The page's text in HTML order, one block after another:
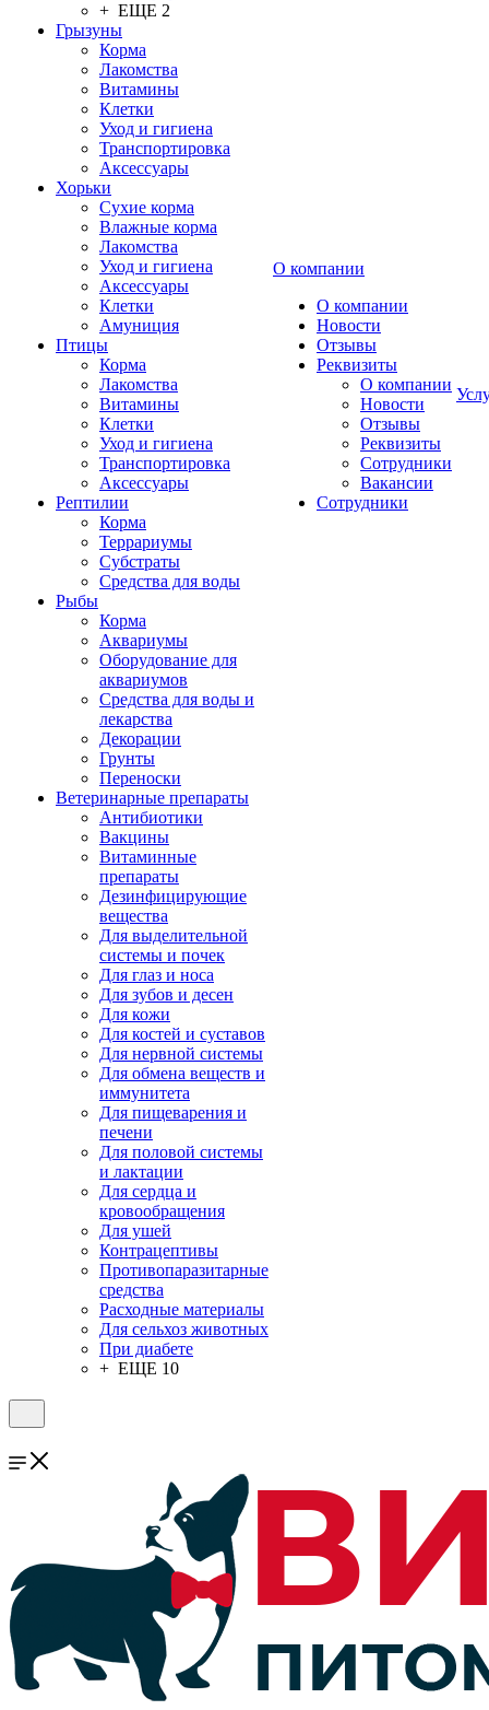
+ ЕЩЕ 2
Грызуны
Корма
Лакомства
Витамины
Клетки
Уход и гигиена
Транспортировка
Аксессуары
Хорьки
Сухие корма
Влажные корма
Лакомства
Уход и гигиена
Аксессуары
Клетки
Амуниция
Птицы
Корма
Лакомства
Витамины
Клетки
Уход и гигиена
Транспортировка
Аксессуары
Рептилии
Корма
Террариумы
Субстраты
Средства для воды
Рыбы
Корма
Аквариумы
Оборудование для
аквариумов
Средства для воды и
лекарства
Декорации
Грунты
Переноски
Ветеринарные препараты
Антибиотики
Вакцины
Витаминные
препараты
Дезинфицирующие
вещества
Для выделительной
системы и почек
Для глаз и носа
Для зубов и десен
Для кожи
Для костей и суставов
Для нервной системы
Для обмена веществ и
иммунитета
Для пищеварения и
печени
Для половой системы
и лактации
Для сердца и
кровообращения
Для ушей
Контрацептивы
Противопаразитарные
средства
Расходные материалы
Для сельхоз животных
При диабете
+ ЕЩЕ 10
О компании
О компании
Новости
Отзывы
Реквизиты
О компании
Новости
Отзывы
Реквизиты
Сотрудники
Вакансии
Сотрудники